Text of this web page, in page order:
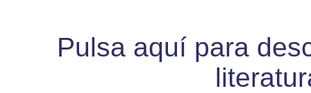
Pulsa aquí para